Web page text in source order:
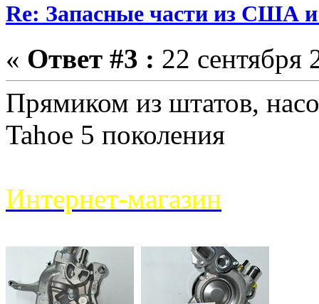
Re: Запасные части из США
« Ответ #3 : 22 сентября
Прямиком из штатов,
Tahoe 5 поколения
Интернет-магазин